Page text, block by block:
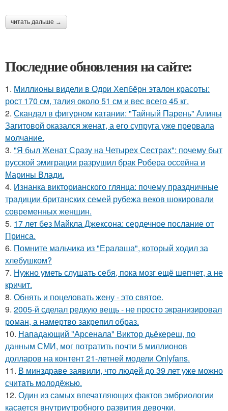
читать дальше →
Последние обновления на сайте:
1. Миллионы видели в Одри Хепбёрн эталон красоты:
рост 170 см, талия около 51 см и вес всего 45 кг.
2. Скандал в фигурном катании: "Тайный Парень" Алины
Загитовой оказался женат, а его супруга уже прервала
молчание.
3. "Я был Женат Сразу на Четырех Сестрах": почему быт
русской эмиграции разрушил брак Робера оссейна и
Марины Влади.
4. Изнанка викторианского глянца: почему праздничные
традиции британских семей рубежа веков шокировали
современных женщин.
5. 17 лет без Майкла Джексона: сердечное послание от
Принса.
6. Помните мальчика из "Ералаша", который ходил за
хлебушком?
7. Нужно уметь слушать себя, пока мозг ещё шепчет, а не
кричит.
8. Обнять и поцеловать жену - это святое.
9. 2005-й сделал редкую вещь - не просто экранизировал
роман, а намертво закрепил образ.
10. Нападающий "Арсенала" Виктор дьёкереш, по
данным СМИ, мог потратить почти 5 миллионов
долларов на контент 21-летней модели Onlyfans.
11. В минздраве заявили, что людей до 39 лет уже можно
считать молодёжью.
12. Один из самых впечатляющих фактов эмбриологии
касается внутриутробного развития девочки.